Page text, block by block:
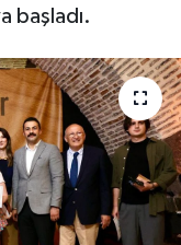
başladı.